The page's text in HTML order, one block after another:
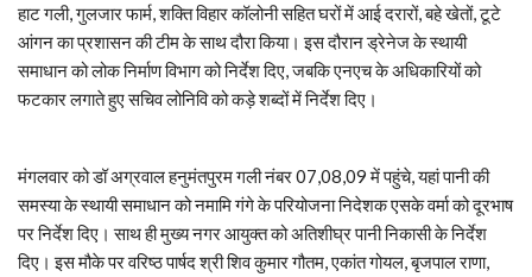
हाट गली, गुलजार फार्म, शक्ति विहार कॉलोनी सहित घरों में आई दरारों, बहे खेतों, टूटे
आंगन का प्रशासन की टीम के साथ दौरा किया। इस दौरान ड्रेनेज के स्थायी
समाधान को लोक निर्माण विभाग को निर्देश दिए, जबकि एनएच के अधिकारियों को
फटकार लगाते हुए सचिव लोनिवि को कड़े शब्दों में निर्देश दिए।
मंगलवार को डॉ अग्रवाल हनुमंतपुरम गली नंबर 07,08,09 में पहुंचे, यहां पानी की
समस्या के स्थायी समाधान को नमामि गंगे के परियोजना निदेशक एसके वर्मा को दूरभाष
पर निर्देश दिए। साथ ही मुख्य नगर आयुक्त को अतिशीघ्र पानी निकासी के निर्देश
दिए। इस मौके पर वरिष्ठ पार्षद श्री शिव कुमार गौतम, एकांत गोयल, बृजपाल राणा,